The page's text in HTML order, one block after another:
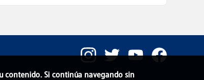
contenido. Si continúa navegando sin